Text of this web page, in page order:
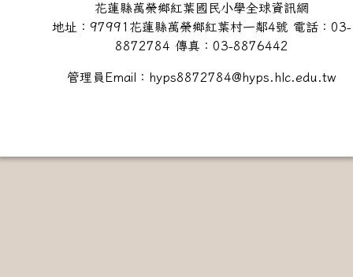
花蓮縣萬榮鄉紅葉國民小學全球資訊網
地址：97991花蓮縣萬榮鄉紅葉村一鄰4號 電話：03-
8872784 傳真：03-8876442
管理員Email：hyps8872784@hyps.hlc.edu.tw